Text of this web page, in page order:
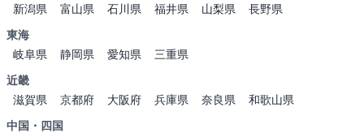
新潟県
富山県 石川県 福井県 山梨県
長野県
東海
岐阜県
静岡県 愛知県
三重県
近畿
滋賀県
京都府 大阪府 兵庫県 奈良県
和歌山県
中国・四国